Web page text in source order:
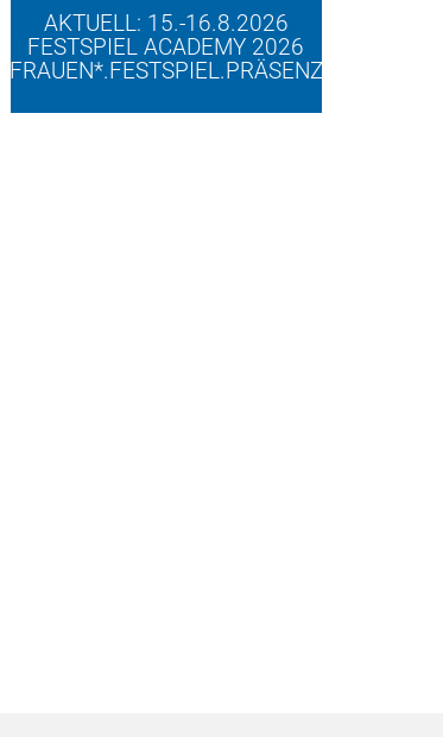
AKTUELL: 15.-16.8.2026
FESTSPIEL ACADEMY 2026
FRAUEN*.FESTSPIEL.PRÄSENZ